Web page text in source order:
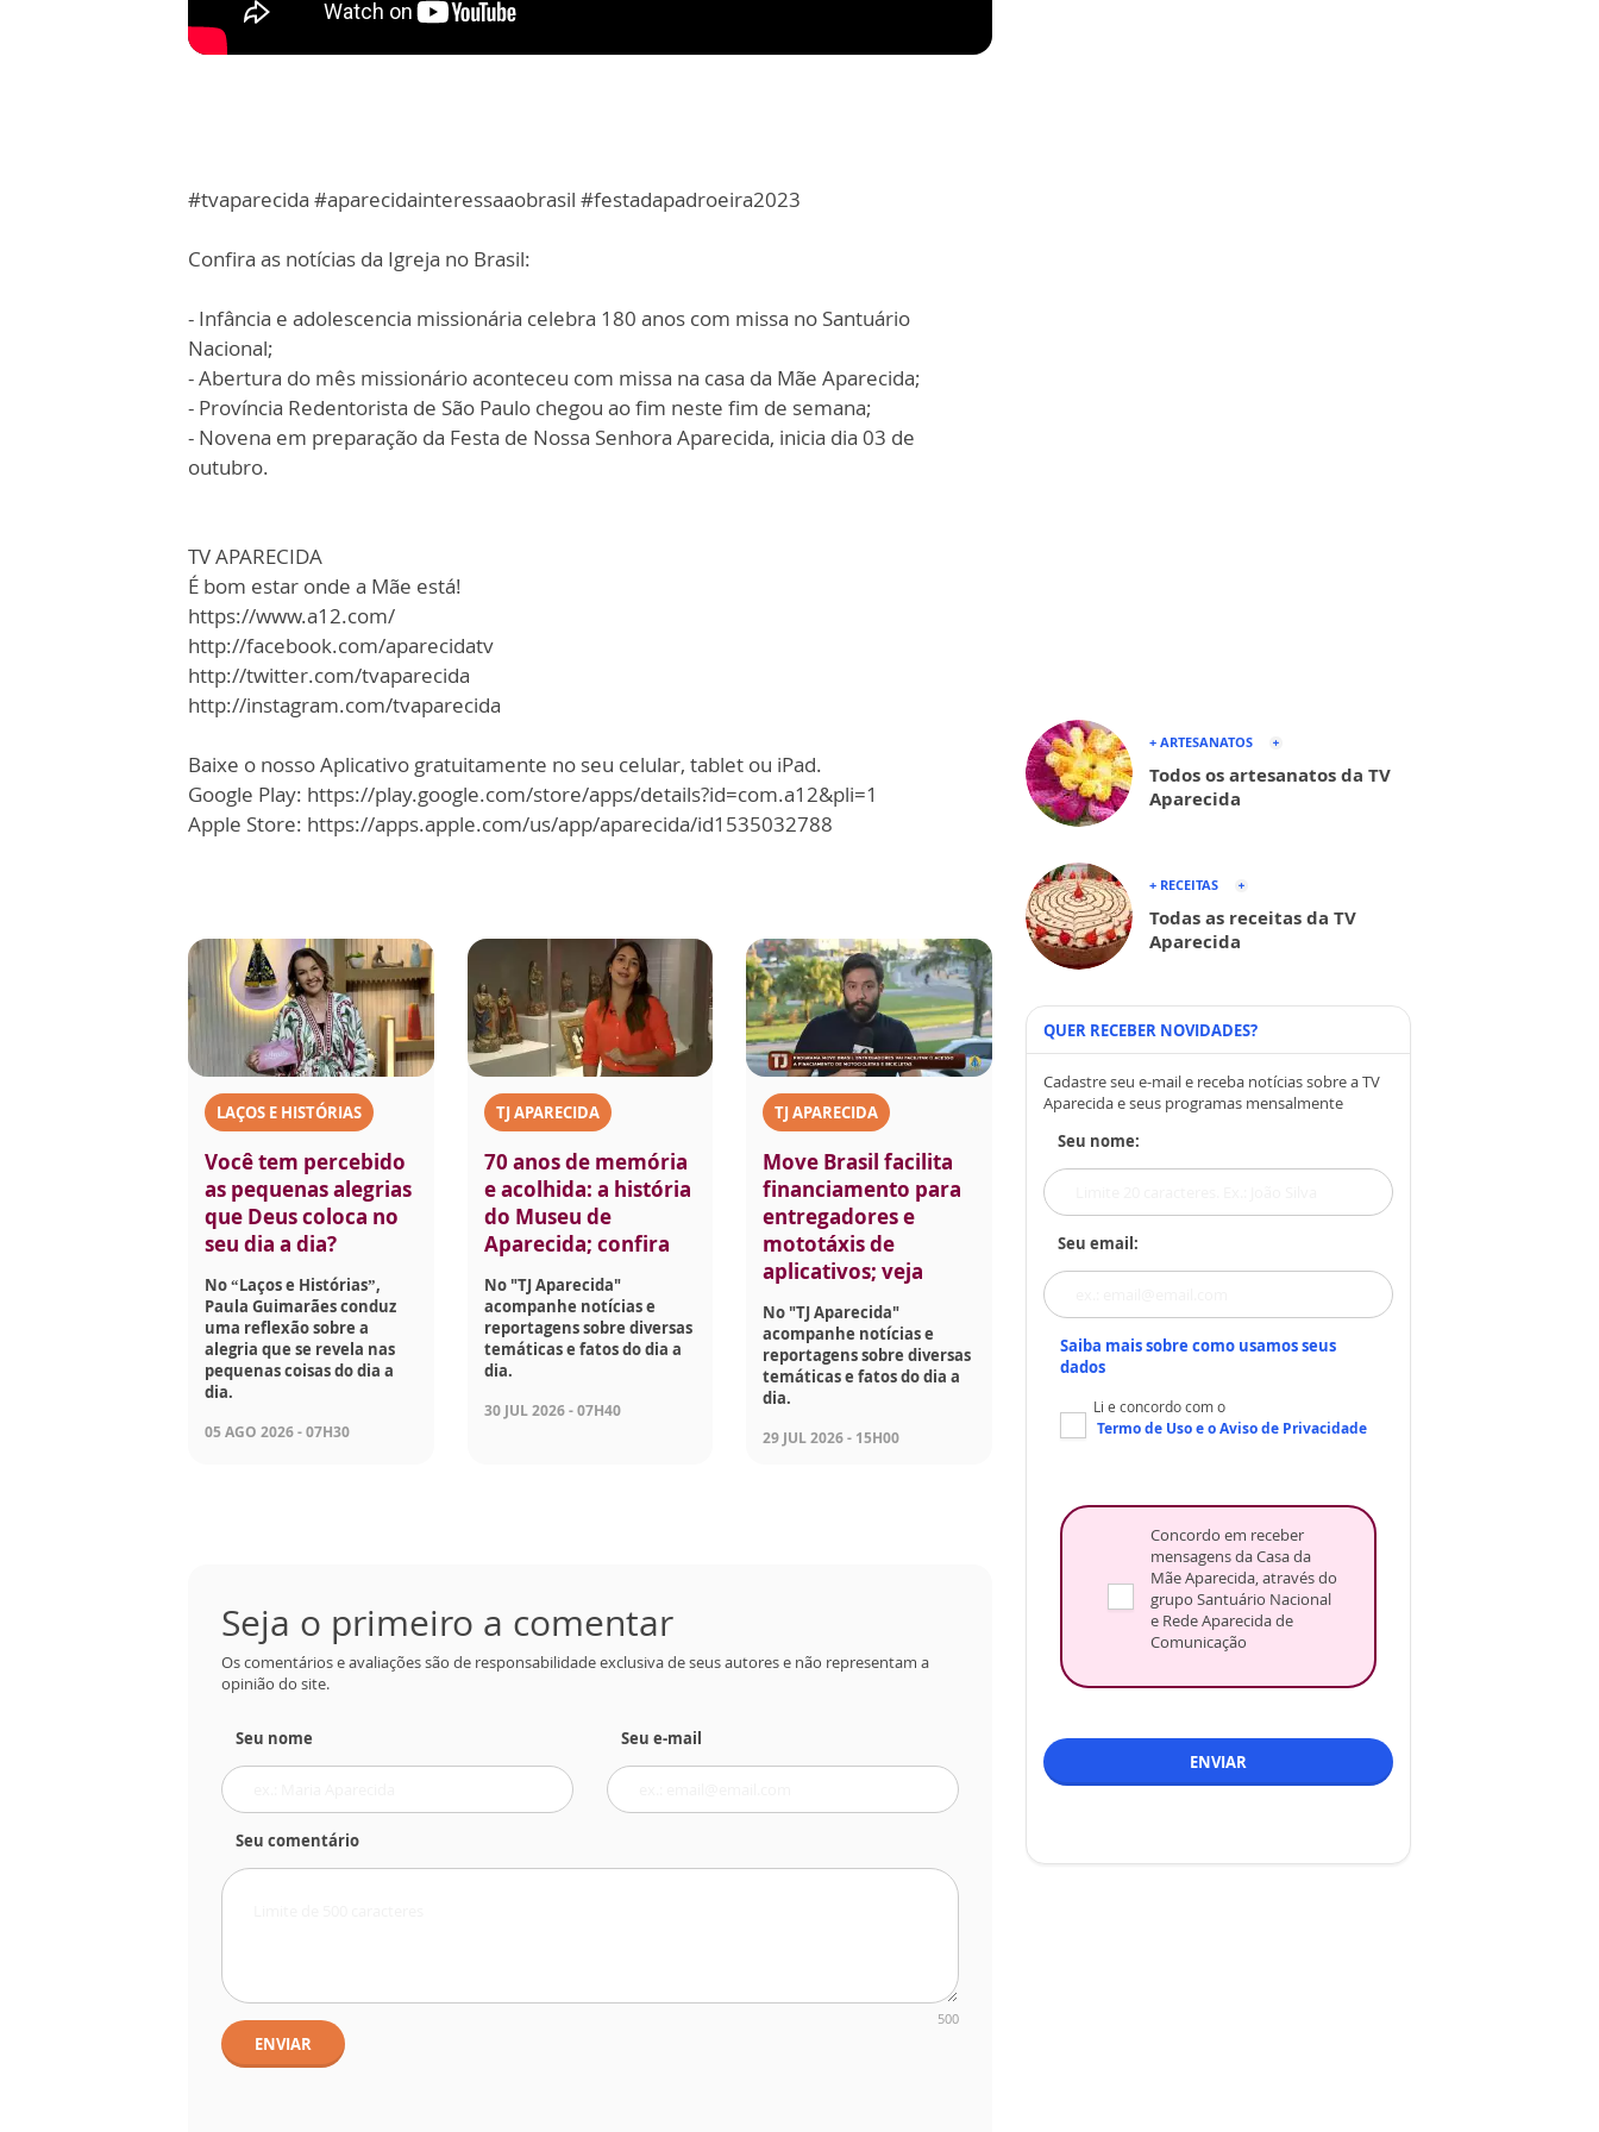
#tvaparecida #aparecidainteressaaobrasil #festadapadroeira2023
Confira as notícias da Igreja no Brasil:
- Infância e adolescencia missionária celebra 180 anos com missa no Santuário
Nacional;
- Abertura do mês missionário aconteceu com missa na casa da Mãe Aparecida;
- Província Redentorista de São Paulo chegou ao fim neste fim de semana;
- Novena em preparação da Festa de Nossa Senhora Aparecida, inicia dia 03 de
outubro.
TV APARECIDA
É bom estar onde a Mãe está!
https://www.a12.com/
http://facebook.com/aparecidatv
http://twitter.com/tvaparecida
http://instagram.com/tvaparecida
Baixe o nosso Aplicativo gratuitamente no seu celular, tablet ou iPad.
Google Play: https://play.google.com/store/apps/details?id=com.a12&pli=1
Apple Store: https://apps.apple.com/us/app/aparecida/id1535032788
LAÇOS E HISTÓRIAS
Você tem percebido
as pequenas alegrias
que Deus coloca no
seu dia a dia?
No “Laços e Histórias”,
Paula Guimarães conduz
uma reflexão sobre a
alegria que se revela nas
pequenas coisas do dia a
dia.
05 AGO 2026 - 07H30
TJ APARECIDA
70 anos de memória
e acolhida: a história
do Museu de
Aparecida; confira
No "TJ Aparecida"
acompanhe notícias e
reportagens sobre diversas
temáticas e fatos do dia a
dia.
30 JUL 2026 - 07H40
TJ APARECIDA
Move Brasil facilita
financiamento para
entregadores e
mototáxis de
aplicativos; veja
No "TJ Aparecida"
acompanhe notícias e
reportagens sobre diversas
temáticas e fatos do dia a
dia.
29 JUL 2026 - 15H00
Seja o primeiro a comentar
Os comentários e avaliações são de responsabilidade exclusiva de seus autores e não representam a
opinião do site.
Seu nome Seu e-mail
Seu comentário
500
ENVIAR
+ ARTESANATOS
Todos os artesanatos da TV
Aparecida
+ RECEITAS
Todas as receitas da TV
Aparecida
QUER RECEBER NOVIDADES?
Cadastre seu e-mail e receba notícias sobre a TV
Aparecida e seus programas mensalmente
Seu nome:
Seu email:
Saiba mais sobre como usamos seus
dados
Li e concordo com o
Termo de Usoe oAviso de Privacidade
Concordo em receber
mensagens da Casa da
Mãe Aparecida, através do
grupo Santuário Nacional
e Rede Aparecida de
Comunicação
ENVIAR